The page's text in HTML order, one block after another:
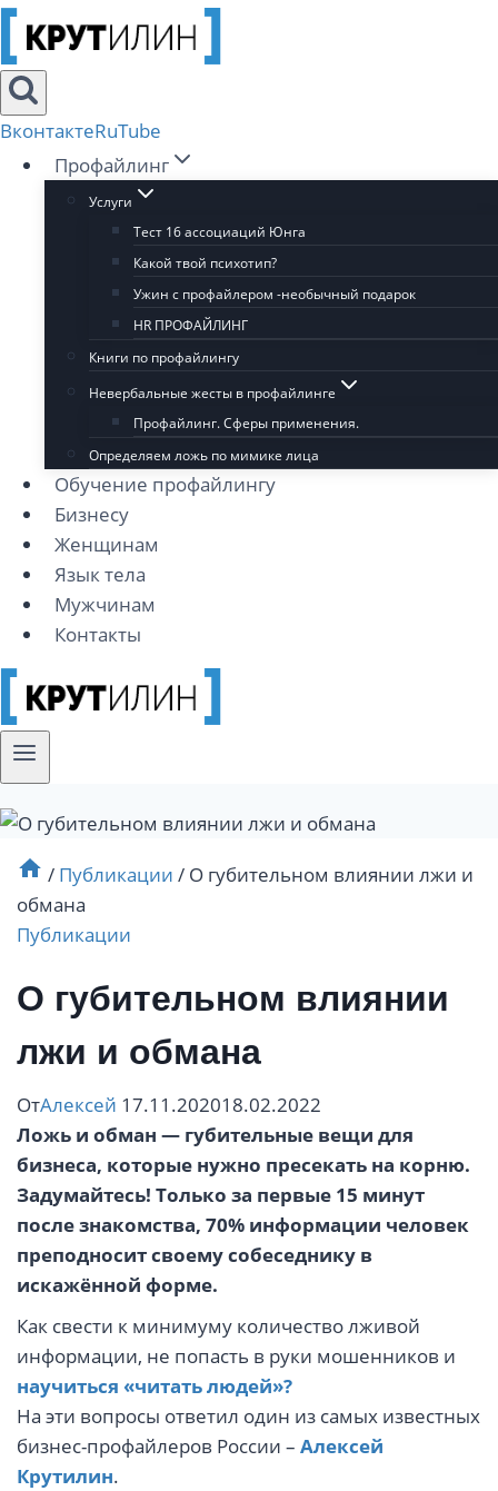
Перейти
содержимому
ВконтактеRuTube
Профайлинг
Услуги
Тест 16 ассоциаций Юнга
Какой твой психотип?
Ужин с профайлером -необычный подарок
HR ПРОФАЙЛИНГ
Книги по профайлингу
Невербальные жесты в профайлинге
Профайлинг. Сферы применения.
Определяем ложь по мимике лица
Обучение профайлингу
Бизнесу
Женщинам
Язык тела
Мужчинам
Контакты
/ Публикации / О губительном влиянии лжи и
обмана
Публикации
О губительном влиянии
лжи и обмана
ОтАлексей 17.11.202018.02.2022
Ложь и обман — губительные вещи для
бизнеса, которые нужно пресекать на корню.
Задумайтесь! Только за первые 15 минут
после знакомства, 70% информации человек
преподносит своему собеседнику в
искажённой форме.
Как свести к минимуму количество лживой
информации, не попасть в руки мошенников и
научиться «читать людей»?
На эти вопросы ответил один из самых известных
бизнес-профайлеров России – Алексей
Крутилин.